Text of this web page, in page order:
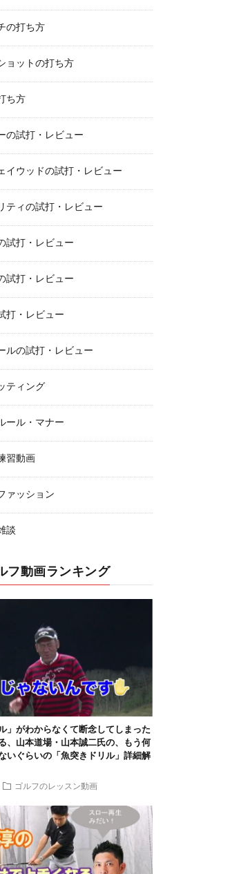
の打ち方
ョットの打ち方
ち方
の試打・レビュー
イウッドの試打・レビュー
ティの試打・レビュー
試打・レビュー
試打・レビュー
打・レビュー
ルの試打・レビュー
ティング
ール・マナー
習動画
ァッション
談
フ動画ランキング
」がわからなくて断念してしまった
、山本道場・山本誠二氏の、もう何
いぐらいの「魚突きドリル」詳細解
ゴルフのレッスン動画